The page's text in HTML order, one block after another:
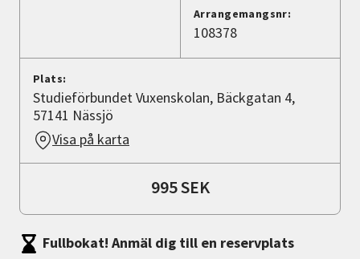
Arrangemangsnr:
108378
Plats:
Studieförbundet Vuxenskolan, Bäckgatan 4,
57141 Nässjö
Visa på karta
995 SEK
Fullbokat! Anmäl dig till en reservplats